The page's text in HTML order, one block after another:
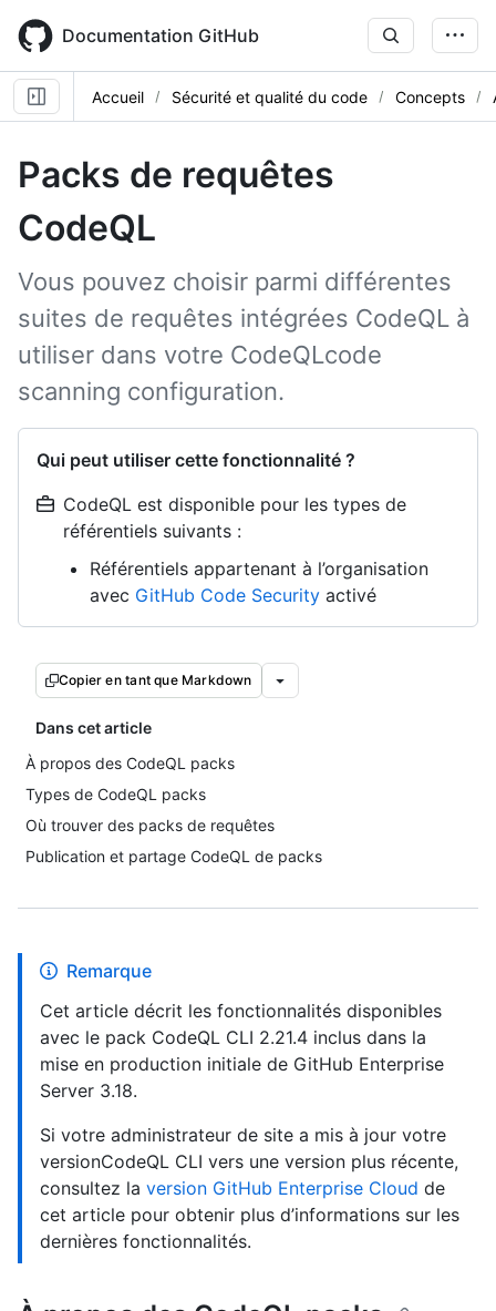
main
content
Documentation GitHub
Accueil Sécurité et qualité du code Concepts
Packs de requêtes
CodeQL
Vous pouvez choisir parmi différentes
suites de requêtes intégrées CodeQL à
utiliser dans votre CodeQLcode
scanning configuration.
Qui peut utiliser cette fonctionnalité ?
CodeQL est disponible pour les types de
référentiels suivants :
Référentiels appartenant à l’organisation
avec GitHub Code Security activé
Copier en tant que Markdown
Dans cet article
À propos des CodeQL packs
Types de CodeQL packs
Où trouver des packs de requêtes
Publication et partage CodeQL de packs
Remarque
Cet article décrit les fonctionnalités disponibles
avec le pack CodeQL CLI 2.21.4 inclus dans la
mise en production initiale de GitHub Enterprise
Server 3.18.
Si votre administrateur de site a mis à jour votre
versionCodeQL CLI vers une version plus récente,
consultez la version GitHub Enterprise Cloud de
cet article pour obtenir plus d’informations sur les
dernières fonctionnalités.